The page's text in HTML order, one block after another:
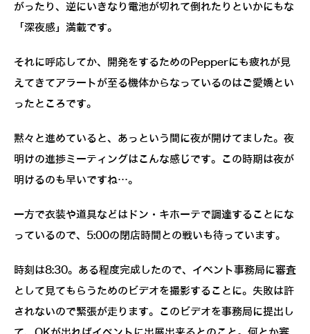
がったり、逆にいきなり電池が切れて倒れたりといかにもな
「深夜感」満載です。
それに呼応してか、開発をするためのPepperにも疲れが見
えてきてアラートが至る機体からなっているのはご愛嬌とい
ったところです。
黙々と進めていると、あっという間に夜が開けてました。夜
明けの進捗ミーティングはこんな感じです。この時期は夜が
明けるのも早いですね…。
一方で衣装や道具などはドン・キホーテで調達することにな
っているので、5:00の閉店時間との戦いも待っています。
時刻は8:30。ある程度完成したので、イベント事務局に審査
として見てもらうためのビデオを撮影することに。失敗は許
されないので緊張が走ります。このビデオを事務局に提出し